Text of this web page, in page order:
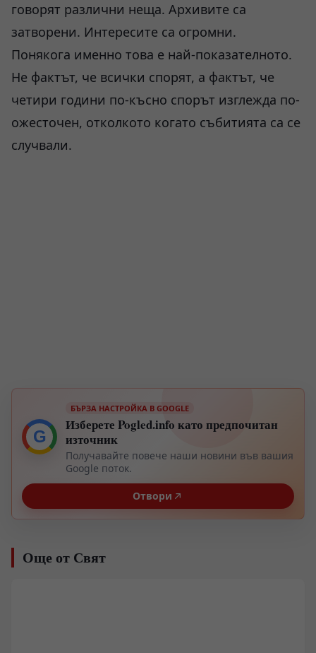
говорят различни неща. Архивите са
затворени. Интересите са огромни.
Понякога именно това е най-показателното.
Не фактът, че всички спорят, а фактът, че
четири години по-късно спорът изглежда по-
ожесточен, отколкото когато събитията са се
случвали.
G
БЪРЗА НАСТРОЙКА В GOOGLE
Изберете Pogled.info като предпочитан
източник
Получавайте повече наши новини във вашия
Google поток.
Отвори
Още от Свят